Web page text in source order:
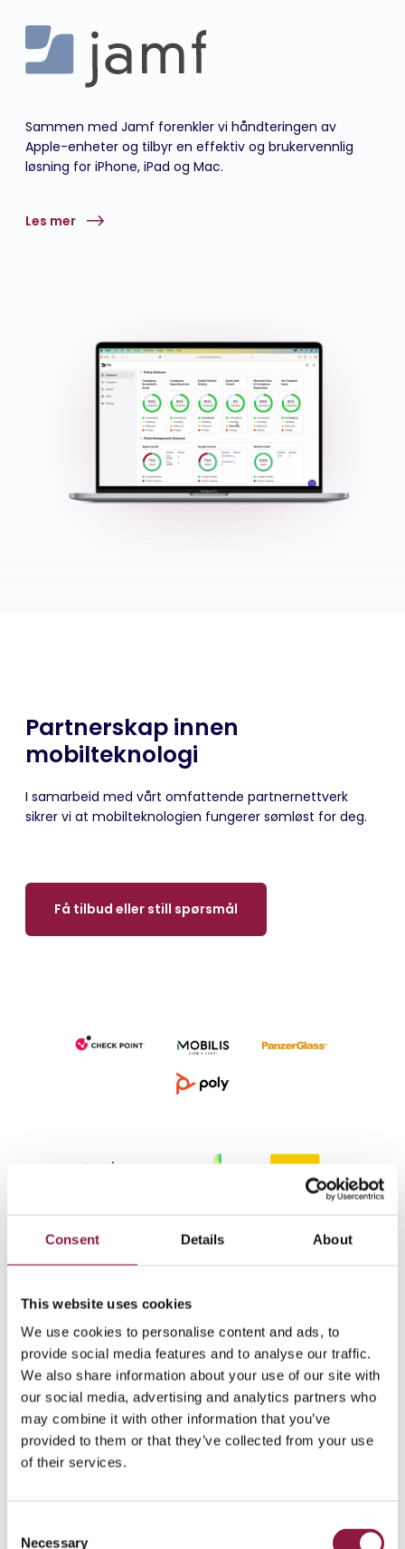
Consent Details About
This website uses cookies
We use cookies to personalise content and ads, to
provide social media features and to analyse our traffic.
We also share information about your use of our site with
our social media, advertising and analytics partners who
may combine it with other information that you’ve
provided to them or that they’ve collected from your use
of their services.
Necessary
Sammen med Jamf forenkler vi håndteringen av
Apple-enheter og tilbyr en effektiv og brukervennlig
løsning for iPhone, iPad og Mac.
Les mer
Partnerskap innen
mobilteknologi
I samarbeid med vårt omfattende partnernettverk
sikrer vi at mobilteknologien fungerer sømløst for deg.
Få tilbud eller still spørsmål